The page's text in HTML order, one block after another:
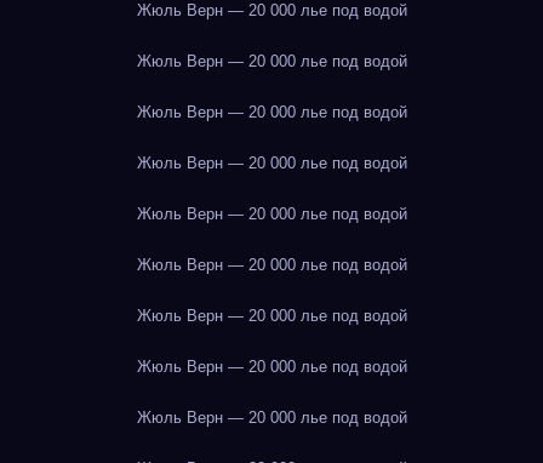
Жюль Верн — 20 000 лье под водой
Жюль Верн — 20 000 лье под водой
Жюль Верн — 20 000 лье под водой
Жюль Верн — 20 000 лье под водой
Жюль Верн — 20 000 лье под водой
Жюль Верн — 20 000 лье под водой
Жюль Верн — 20 000 лье под водой
Жюль Верн — 20 000 лье под водой
Жюль Верн — 20 000 лье под водой